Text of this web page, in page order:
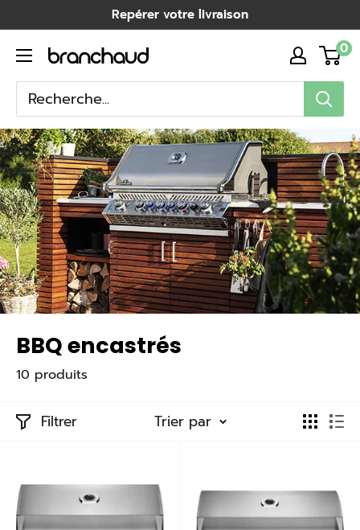
au
contenu
Repérer votre livraison
Branchaud
0
BBQ encastrés
10 produits
Filtrer Trier par